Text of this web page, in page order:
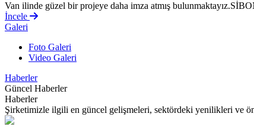
Van ilinde güzel bir projeye daha imza atmış
İncele
Galeri
Foto Galeri
Video Galeri
Haberler
Güncel Haberler
Haberler
Şirketimizle ilgili en güncel gelişmeleri, sektördeki yenilikleri ve